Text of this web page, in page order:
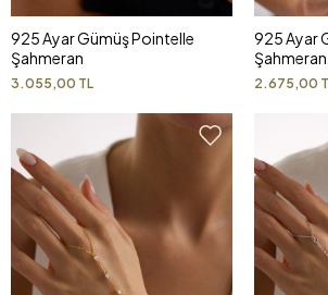
925 Ayar Gümüş Pointelle
Şahmeran
3.055,00 TL
925 Ayar
Şahmeran
2.675,00